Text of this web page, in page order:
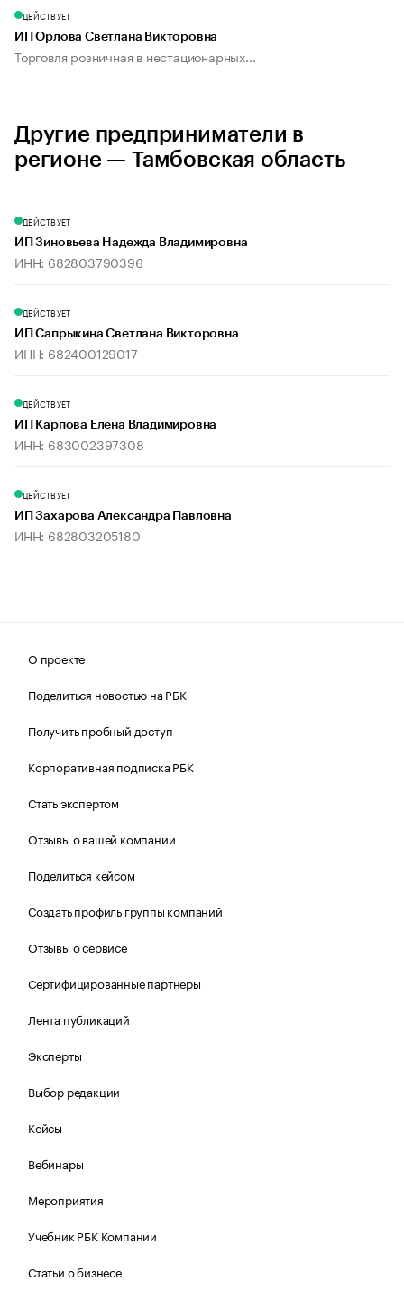
ДЕЙСТВУЕТ
ИП Орлова Светлана Викторовна
Торговля розничная в нестационарных...
Другие предприниматели в
регионе — Тамбовская область
ДЕЙСТВУЕТ
ИП Зиновьева Надежда Владимировна
ИНН: 682803790396
ДЕЙСТВУЕТ
ИП Сапрыкина Светлана Викторовна
ИНН: 682400129017
ДЕЙСТВУЕТ
ИП Карпова Елена Владимировна
ИНН: 683002397308
ДЕЙСТВУЕТ
ИП Захарова Александра Павловна
ИНН: 682803205180
О проекте
Поделиться новостью на РБК
Получить пробный доступ
Корпоративная подписка РБК
Стать экспертом
Отзывы о вашей компании
Поделиться кейсом
Создать профиль группы компаний
Отзывы о сервисе
Сертифицированные партнеры
Лента публикаций
Эксперты
Выбор редакции
Кейсы
Вебинары
Мероприятия
Учебник РБК Компании
Статьи о бизнесе